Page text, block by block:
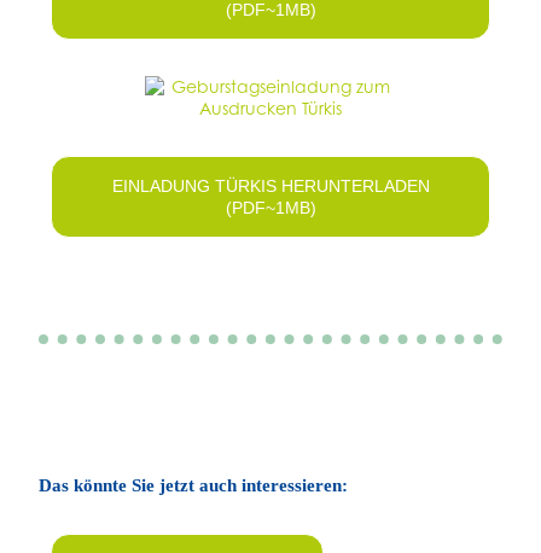
(PDF~1MB)
EINLADUNG TÜRKIS HERUNTERLADEN
(PDF~1MB)
Das könnte Sie jetzt auch interessieren: